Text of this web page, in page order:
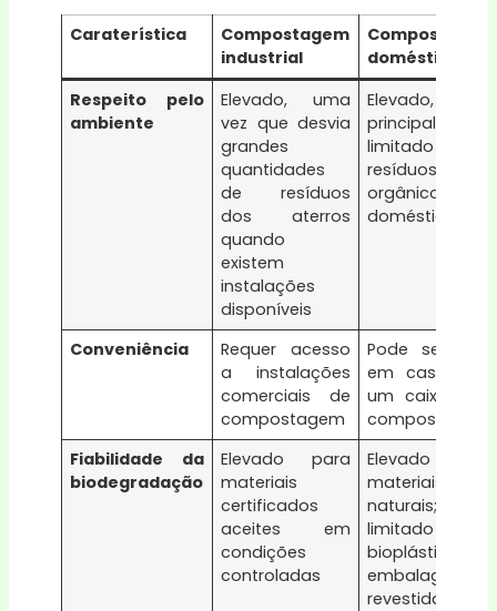
Caraterística
Compostagem
industrial
Compostagem
doméstica
Respeito pelo
ambiente
Elevado, uma
vez que desvia
grandes
quantidades
de resíduos
dos aterros
quando
existem
instalações
disponíveis
Elevado, mas
principalmente
limitado aos
resíduos
orgânicos
domésticos
Conveniência
Requer acesso
a instalações
comerciais de
compostagem
Pode ser feito
em casa com
um caixote de
compostagem
Fiabilidade da
biodegradação
Elevado para
materiais
certificados
aceites em
condições
controladas
Elevado para
materiais
naturais;
limitado para
bioplásticos e
embalagens
revestidas